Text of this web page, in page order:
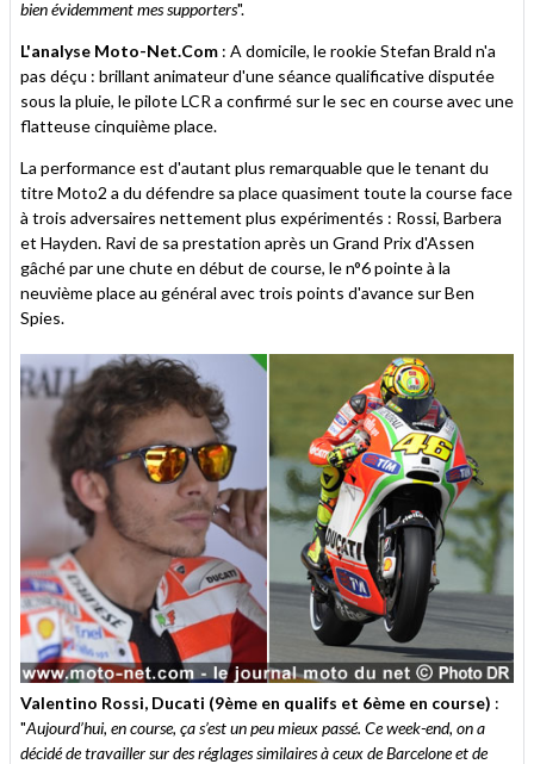
bien évidemment mes supporters".
L'analyse Moto-Net.Com : A domicile, le rookie Stefan Brald n'a
pas déçu : brillant animateur d'une séance qualificative disputée
sous la pluie, le pilote LCR a confirmé sur le sec en course avec une
flatteuse cinquième place.
La performance est d'autant plus remarquable que le tenant du
titre Moto2 a du défendre sa place quasiment toute la course face
à trois adversaires nettement plus expérimentés : Rossi, Barbera
et Hayden. Ravi de sa prestation après un Grand Prix d'Assen
gâché par une chute en début de course, le n°6 pointe à la
neuvième place au général avec trois points d'avance sur Ben
Spies.
Valentino Rossi, Ducati (9ème en qualifs et 6ème en course) :
"Aujourd’hui, en course, ça s’est un peu mieux passé. Ce week-end, on a
décidé de travailler sur des réglages similaires à ceux de Barcelone et de